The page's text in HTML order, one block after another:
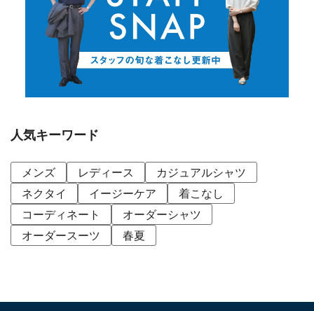
人気キーワード
メンズ レディース
カジュアルシャツ
ネクタイ
イージーケア
着こなし
コーディネート
オーダーシャツ
オーダースーツ
春夏